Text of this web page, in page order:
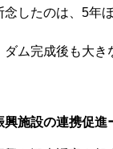
したのは、5年
ム完成後も大き
施設の連携促進